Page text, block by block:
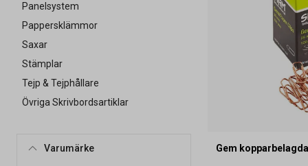
Panelsystem
Pappersklämmor
Saxar
Stämplar
Tejp & Tejphållare
Övriga Skrivbordsartiklar
Varumärke Gem